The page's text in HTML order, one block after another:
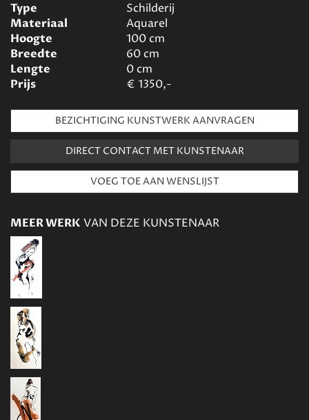
Type
Schilderij
Materiaal
Aquarel
Hoogte
100cm
Breedte
60cm
Lengte
0cm
Prijs
€ 1350,-
BEZICHTIGING KUNSTWERK AANVRAGEN
DIRECT CONTACT MET KUNSTENAAR
MEER WERK VAN DEZE KUNSTENAAR